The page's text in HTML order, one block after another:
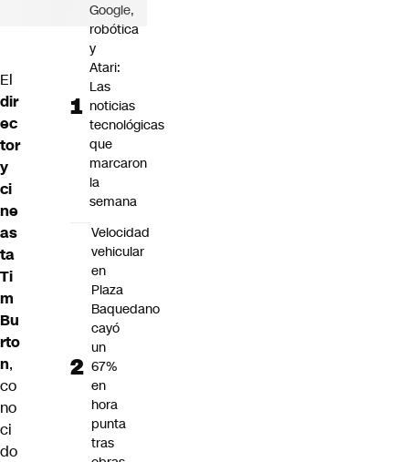
El
dir
ec
tor
y
ci
ne
as
ta
Ti
m
Bu
rto
n,
co
no
ci
do
Google,
robótica
y
Atari:
Las
noticias
tecnológicas
que
marcaron
la
semana
Velocidad
vehicular
en
Plaza
Baquedano
cayó
un
67%
en
hora
punta
tras